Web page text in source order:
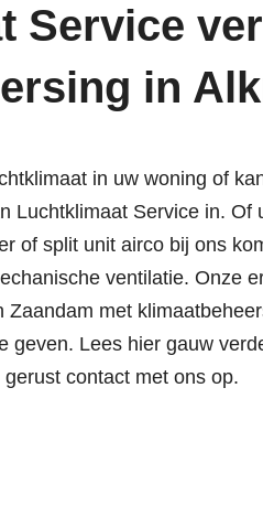
Service
in
in uw woning of
Luchtklimaat Service in. Of
of split unit airco bij ons
ventilatie. Onze
Zaandam met
geven. Lees hier gauw
contact met ons op.